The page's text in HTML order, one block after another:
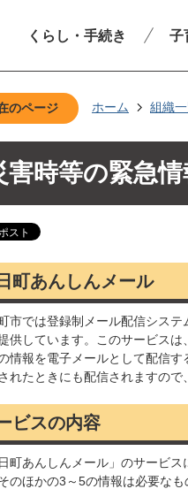
くらし・手続き 子
のページ ホーム 組織
害時等の緊急
町あんしんメール
市では登録制メール配信シス
供しています。このサービス
情報を電子メールとして配信
れたときにも配信されますので
ビスの内容
日町あんしんメール」のサービ
のほかの3～5の情報は必要なも